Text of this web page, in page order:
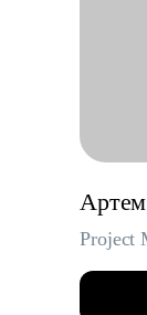
Project